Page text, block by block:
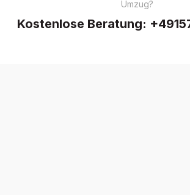
Umzug?
Kostenlose Beratung: